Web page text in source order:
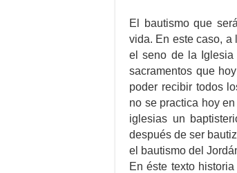
El bautismo que
vida. En este caso, a
el seno de la
sacramentos que
poder recibir todos
no se practica hoy
iglesias un
después de ser
el bautismo del
En éste texto